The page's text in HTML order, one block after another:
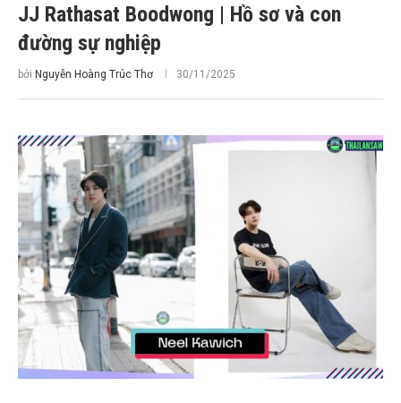
JJ Rathasat Boodwong | Hồ sơ và con
đường sự nghiệp
bởi Nguyễn Hoàng Trúc Thơ 30/11/2025